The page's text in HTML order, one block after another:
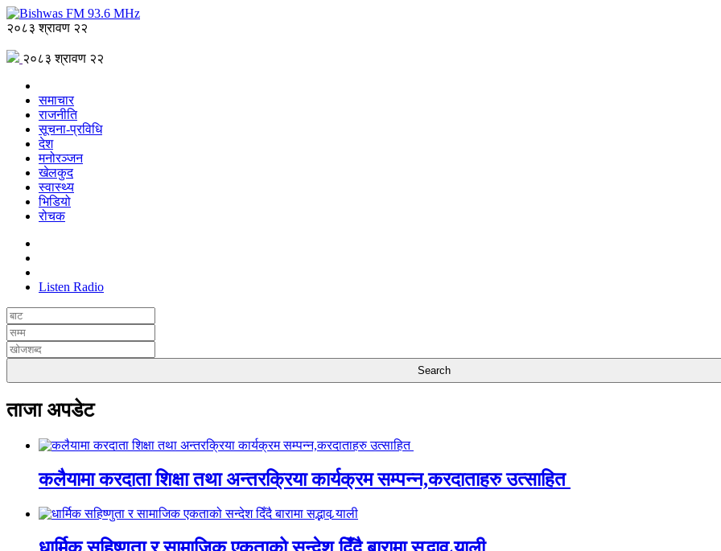
२०८३ श्रावण २२
२०८३ श्रावण २२
समाचार
राजनीति
सूचना-प्रविधि
देश
मनोरञ्जन
खेलकुद
स्वास्थ्य
भिडियो
रोचक
Listen Radio
ताजा अपडेट
कलैयामा करदाता शिक्षा तथा अन्तरक्रिया कार्यक्रम सम्पन्न,करदाताहरु उत्साहित